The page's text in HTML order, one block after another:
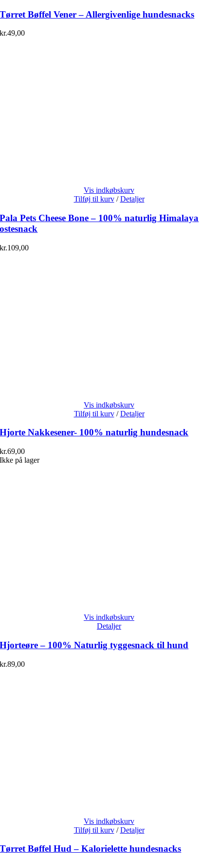
Tørret Bøffel Vener – Allergivenlige hundesnacks
kr.49,00
Vis indkøbskurv
Tilføj til kurv / Detaljer
Pala Pets Cheese Bone – 100% naturlig Himalaya
ostesnack
kr.109,00
Vis indkøbskurv
Tilføj til kurv / Detaljer
Hjorte Nakkesener- 100% naturlig hundesnack
kr.69,00
Ikke på lager
Vis indkøbskurv
Detaljer
Hjorteøre – 100% Naturlig tyggesnack til hund
kr.89,00
Vis indkøbskurv
Tilføj til kurv / Detaljer
Tørret Bøffel Hud – Kalorielette hundesnacks